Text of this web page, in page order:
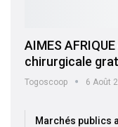
AIMES
chirurgicale
Togoscoop 6 Août
Marchés publics